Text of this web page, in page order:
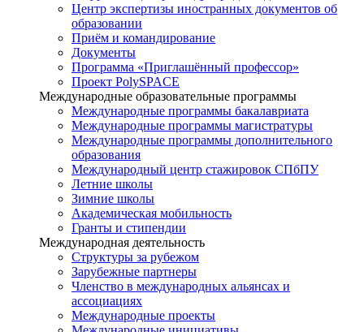
Центр экспертизы иностранных документов об
образовании
Приём и командирование
Документы
Программа «Приглашённый профессор»
Проект PolySPACE
Международные образовательные программы
Международные программы бакалавриата
Международные программы магистратуры
Международные программы дополнительного
образования
Международный центр стажировок СПбПУ
Летние школы
Зимние школы
Академическая мобильность
Гранты и стипендии
Международная деятельность
Структуры за рубежом
Зарубежные партнеры
Членство в международных альянсах и
ассоциациях
Международные проекты